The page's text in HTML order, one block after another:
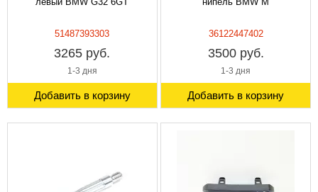
51487393303
3265 руб.
1-3 дня
Добавить в корзину
36122447402
3500 руб.
1-3 дня
Добавить в корзину